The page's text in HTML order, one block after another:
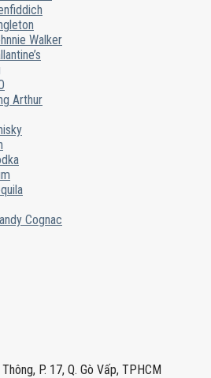
Walker
Arthur
Cognac
P. 17, Q. Gò Vấp, TPHCM